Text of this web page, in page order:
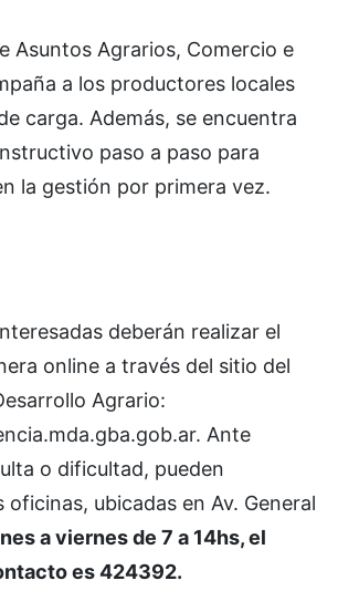
Asuntos Agrarios, Comercio e
a los productores locales
carga. Además, se encuentra
paso a paso para
la gestión por primera vez.
deberán realizar el
online a través del sitio del
Agrario:
Ante
o dificultad, pueden
oficinas, ubicadas en Av. General
a viernes de 7 a 14hs, el
es 424392.